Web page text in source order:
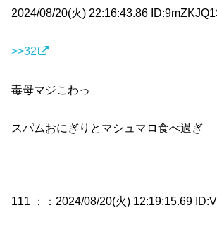
2024/08/20(火) 22:16:43.86
>>32
毒母マジこわっ
スパムおにぎりとマシュマロ食べ過ぎ
111 ： ：2024/08/20(火) 12:19:15.69